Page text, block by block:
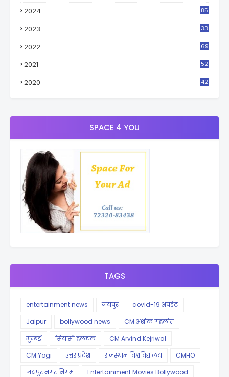
2024 85
2023
33
2022 69
2021
52
2020
42
SPACE 4 YOU
TAGS
entertainment news जयपुर
covid-19 अपडेट
Jaipur
bollywood news
CM अशोक गहलोत
मुम्बई
सियासी हलचल
CM Arvind Kejriwal
CM Yogi
उत्तर प्रदेश राजस्थान विश्वविद्यालय
CMHO
जयपुर नगर निगम
Entertainment Movies Bollywood